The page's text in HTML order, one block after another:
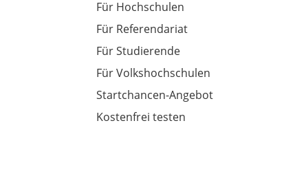
Für Hochschulen
Für Referendariat
Für Studierende
Für Volkshochschulen
Startchancen-Angebot
Kostenfrei testen